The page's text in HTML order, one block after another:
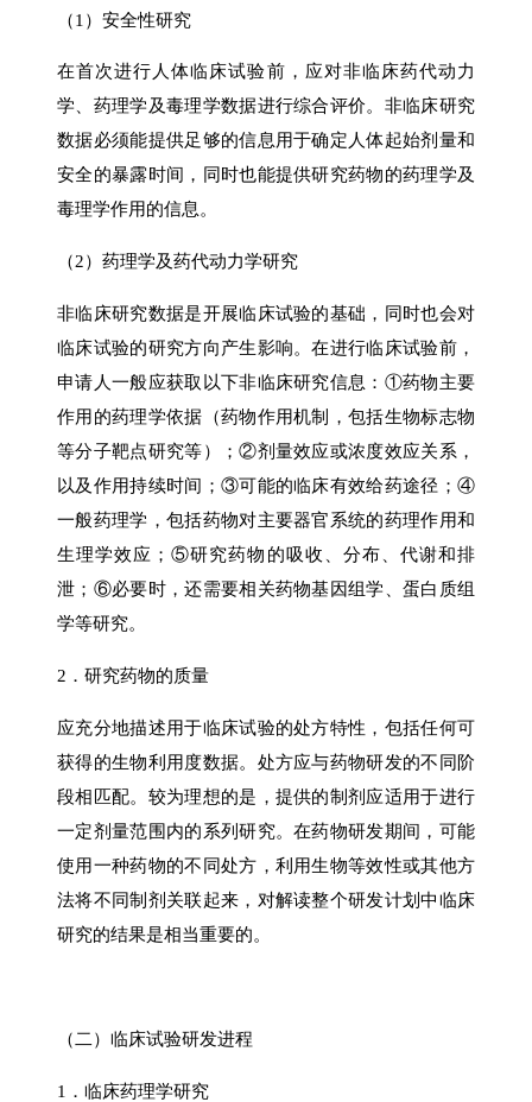
（1）安全性研究
在首次进行人体临床试验前，应对非临床药代动力
学、药理学及毒理学数据进行综合评价。非临床研究
数据必须能提供足够的信息用于确定人体起始剂量和
安全的暴露时间，同时也能提供研究药物的药理学及
毒理学作用的信息。
（2）药理学及药代动力学研究
非临床研究数据是开展临床试验的基础，同时也会对
临床试验的研究方向产生影响。在进行临床试验前，
申请人一般应获取以下非临床研究信息：①药物主要
作用的药理学依据（药物作用机制，包括生物标志物
等分子靶点研究等）；②剂量效应或浓度效应关系，
以及作用持续时间；③可能的临床有效给药途径；④
一般药理学，包括药物对主要器官系统的药理作用和
生理学效应；⑤研究药物的吸收、分布、代谢和排
泄；⑥必要时，还需要相关药物基因组学、蛋白质组
学等研究。
2．研究药物的质量
应充分地描述用于临床试验的处方特性，包括任何可
获得的生物利用度数据。处方应与药物研发的不同阶
段相匹配。较为理想的是，提供的制剂应适用于进行
一定剂量范围内的系列研究。在药物研发期间，可能
使用一种药物的不同处方，利用生物等效性或其他方
法将不同制剂关联起来，对解读整个研发计划中临床
研究的结果是相当重要的。
（二）临床试验研发进程
1．临床药理学研究